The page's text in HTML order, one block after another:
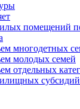
помещений
многодетных
молодых семей
отдельных